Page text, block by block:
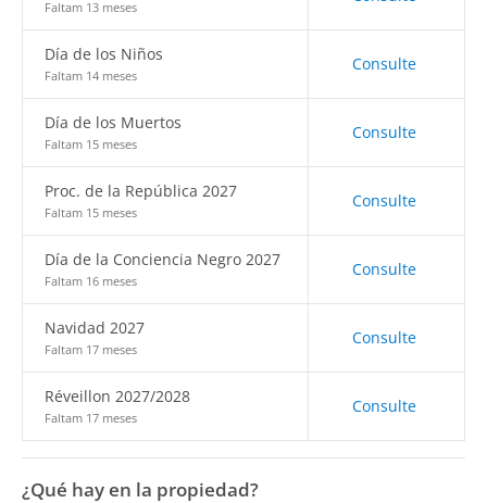
Faltam 13 meses
Día de los Niños
Faltam 14 meses
Consulte
Día de los Muertos
Faltam 15 meses
Consulte
Proc. de la República 2027
Faltam 15 meses
Consulte
Día de la Conciencia Negro 2027
Faltam 16 meses
Consulte
Navidad 2027
Faltam 17 meses
Consulte
Réveillon 2027/2028
Faltam 17 meses
Consulte
¿Qué hay en la propiedad?